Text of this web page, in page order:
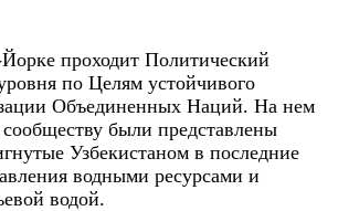
проходит Политический
по Целям устойчивого
Объединенных Наций. На нем
были представлены
Узбекистаном в последние
водными ресурсами и
водой.